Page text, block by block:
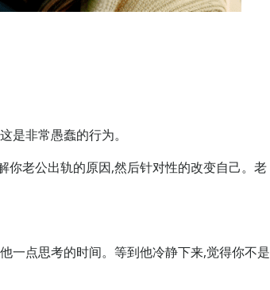
是非常愚蠢的行为。
你老公出轨的原因,然后针对性的改变自己。老
一点思考的时间。等到他冷静下来,觉得你不是